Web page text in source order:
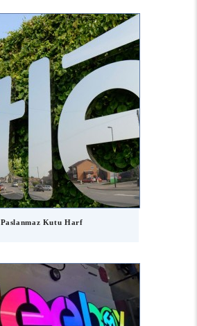
Paslanmaz Kutu Harf